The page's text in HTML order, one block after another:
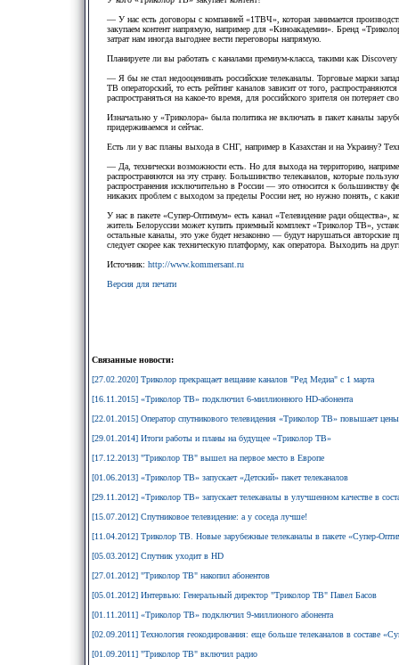
— У нас есть договоры с компанией «1ТВЧ», которая занимается
закупаем контент напрямую, например для «Киноакадемии». Бренд
затрат нам иногда выгоднее вести переговоры напрямую.
Планируете ли вы работать с каналами премиум-класса, такими как
— Я бы не стал недооценивать российские телеканалы. Торговые марки
ТВ операторский, то есть рейтинг каналов зависит от того,
распространяться на какое-то время, для российского зрителя он потеряет
Изначально у «Триколора» была политика не включать в пакет каналы
придерживаемся и сейчас.
Есть ли у вас планы выхода в СНГ, например в Казахстан и на Украину?
— Да, технически возможности есть. Но для выхода на территорию,
распространяются на эту страну. Большинство телеканалов, которые
распространения исключительно в России — это относится к
никаких проблем с выходом за пределы России нет, но нужно понять, с
У нас в пакете «Супер-Оптимум» есть канал «Телевидение ради общества»,
житель Белоруссии может купить приемный комплект «Триколор ТВ»,
остальные каналы, это уже будет незаконно — будут нарушаться
следует скорее как техническую платформу, как оператора. Выходить на
Источник: http://www.kommersant.ru
Версия для печати
Связанные новости:
[27.02.2020] Триколор прекращает вещание каналов "Ред Медиа" с 1 марта
[16.11.2015] «Триколор ТВ» подключил 6-миллионного HD-абонента
[22.01.2015] Оператор спутникового телевидения «Триколор ТВ» повышает цены
[29.01.2014] Итоги работы и планы на будущее «Триколор ТВ»
[17.12.2013] "Триколор ТВ" вышел на первое место в Европе
[01.06.2013] «Триколор ТВ» запускает «Детский» пакет телеканалов
[29.11.2012] «Триколор ТВ» запускает телеканалы в улучшенном качестве в
[15.07.2012] Спутниковое телевидение: а у соседа лучше!
[11.04.2012] Триколор ТВ. Новые зарубежные телеканалы в пакете «Супер-
[05.03.2012] Спутник уходит в HD
[27.01.2012] "Триколор ТВ" накопил абонентов
[05.01.2012] Интервью: Генеральный директор "Триколор ТВ" Павел Басов
[01.11.2011] «Триколор ТВ» подключил 9-миллионого абонента
[02.09.2011] Технология геокодирования: еще больше телеканалов в составе
[01.09.2011] "Триколор ТВ" включил радио